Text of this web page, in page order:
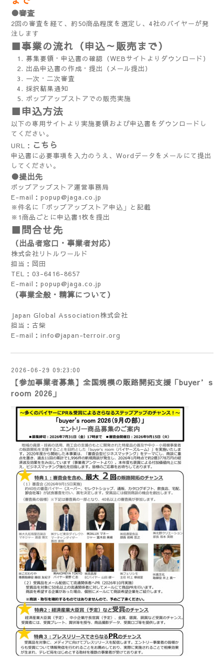
●審査
2回の審査を経て、約50商品程度を選定し、4社のバイヤーが発
注します
■事業の流れ（申込～販売まで）
募集要領・申込書の確認（WEBサイトよりダウンロード）
出品申込書の作成・提出（メール提出）
一次・二次審査
採択結果通知
ポップアップストアでの販売実施
■申込方法
以下の専用サイトより実施要領および申込書をダウンロードし
てください。
URL： こちら
申込書に必要事項を入力のうえ、Wordデータをメールにて提出
してください。
●提出先
ポップアップストア運営事務局
E-mail： popup@jaga.co.jp
※件名に「ポップアップストア申込」と記載
※1商品ごとに申込書1枚を提出
■問合せ先
（出品者窓口・事業者対応）
株式会社リトルワールド
担当：岡田
TEL：03-6416-8657
E-mail： popup@jaga.co.jp
（事業全般・精算について）
Japan Global Association株式会社
担当：古柴
E-mail： info@japan-terroir.org
2026-06-29 09:23:00
【参加事業者募集】全国規模の販路開拓支援「buyer’s
room 2026」